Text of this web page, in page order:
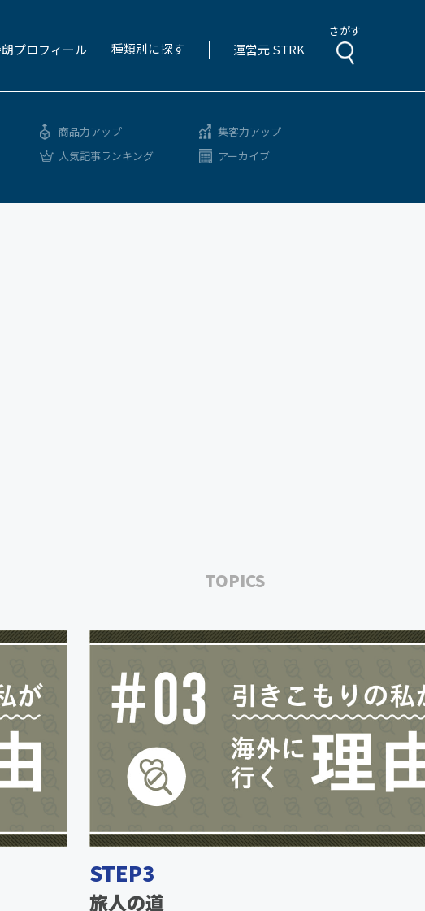
プロフィール 種類別に探す 運営元 STRK
さがす
商品力アップ
人気記事ランキング
集客力アップ
アーカイブ
TOPICS
STEP3
旅人の道